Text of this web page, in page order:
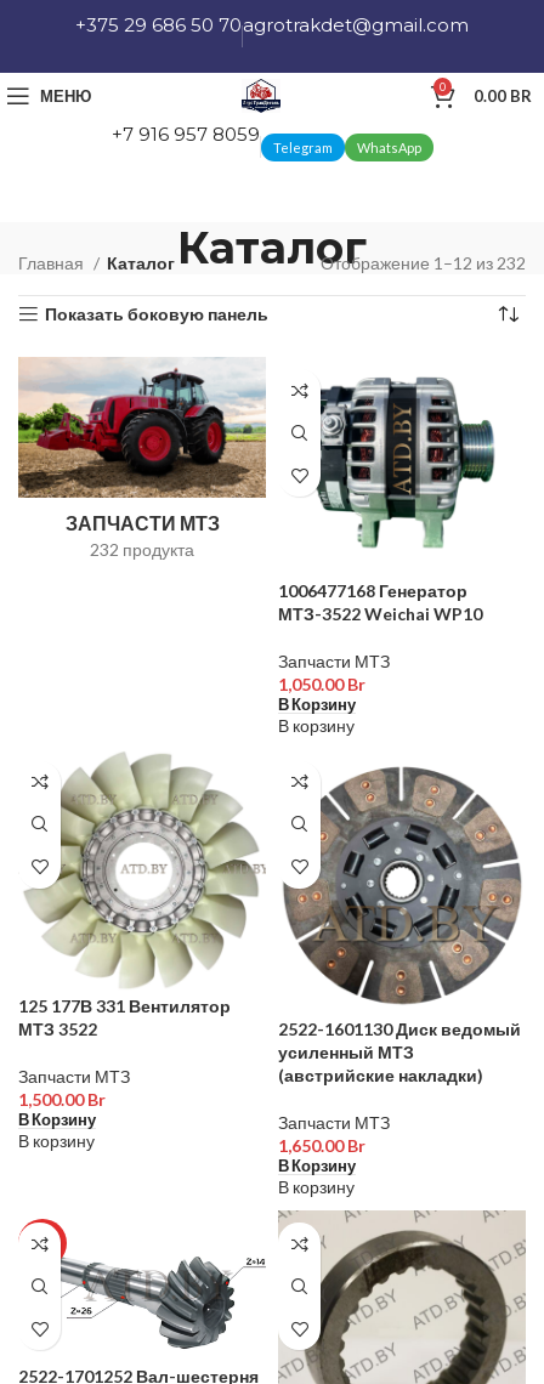
+375 29 686 50 70agrotrakdet@gmail.com
МЕНЮ 0 0.00 BR
+7 916 957 8059
Telegram WhatsApp
Каталог
Главная Каталог Отображение 1–12 из 232
Показать боковую панель
ЗАПЧАСТИ МТЗ
232 продукта
1006477168 Генератор
МТЗ-3522 Weichai WP10
Запчасти МТЗ
1,050.00Br
В Корзину
В корзину
125 177В 331 Вентилятор
МТЗ 3522
Запчасти МТЗ
1,500.00Br
В Корзину
В корзину
2522-1601130 Диск ведомый
усиленный МТЗ
(австрийские накладки)
Запчасти МТЗ
1,650.00Br
В Корзину
В корзину
ХИТ
2522-1701252 Вал-шестерня